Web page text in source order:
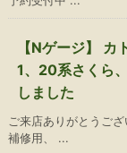
【Nゲージ】
1、20系さくら
しました
ご来店ありがとうご
補修用、 ...